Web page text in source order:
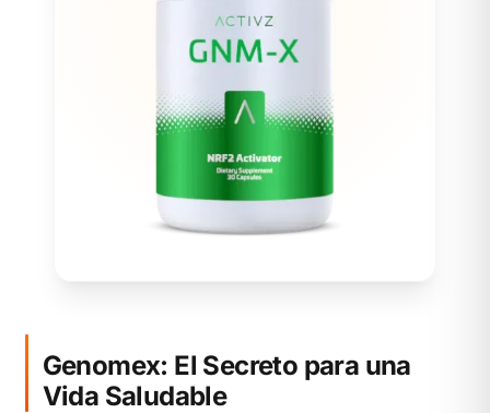
Genomex: El Secreto para una
Vida Saludable